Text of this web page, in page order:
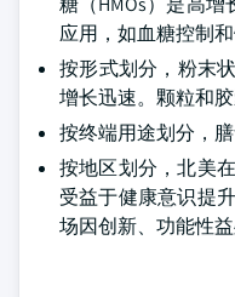
应用，如血糖控制
按形式划分，粉末
增长迅速。颗粒和
按终端用途划分，
按地区划分，北美
受益于健康意识提
场因创新、功能性